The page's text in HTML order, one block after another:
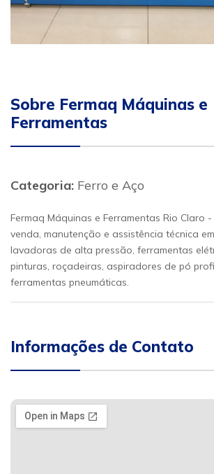
Sobre Fermaq Máquinas e
Ferramentas
Categoria: Ferro e Aço
Fermaq Máquinas e Ferramentas Rio Claro
venda, manutenção e assistência técnica
lavadoras de alta pressão, ferramentas
pinturas, roçadeiras, aspiradores de pó
ferramentas pneumáticas.
Informações de Contato